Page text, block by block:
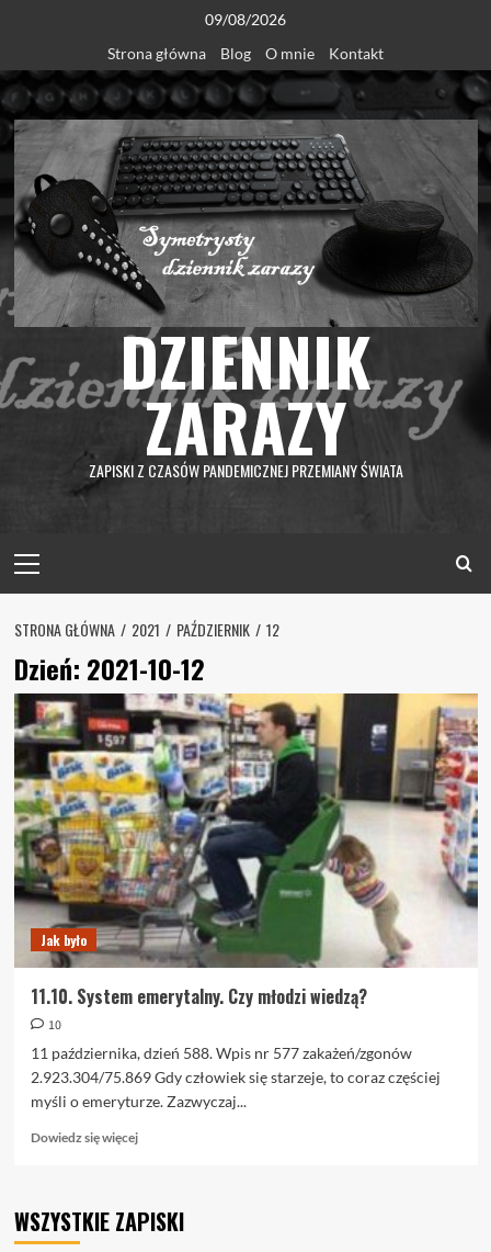
content
09/08/2026
Strona główna
Blog O mnie Kontakt
DZIENNIK
ZARAZY
ZAPISKI Z CZASÓW PANDEMICZNEJ PRZEMIANY ŚWIATA
Menu
STRONA GŁÓWNA 2021 PAŹDZIERNIK 12
Dzień: 2021-10-12
Jak było
11.10. System emerytalny. Czy młodzi wiedzą?
10
11 października, dzień 588. Wpis nr 577 zakażeń/zgonów
2.923.304/75.869 Gdy człowiek się starzeje, to coraz częściej
myśli o emeryturze. Zazwyczaj...
Dowiedz się więcejDowiedz
11.10.
WSZYSTKIE ZAPISKI